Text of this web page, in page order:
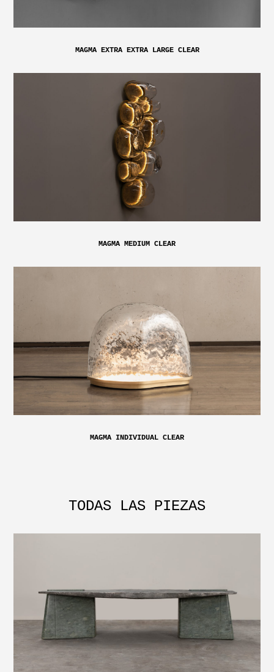
MAGMA EXTRA EXTRA LARGE CLEAR
MAGMA MEDIUM CLEAR
MAGMA INDIVIDUAL CLEAR
TODAS LAS PIEZAS